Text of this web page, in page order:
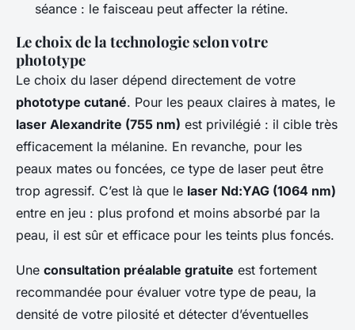
séance : le faisceau peut affecter la rétine.
Le choix de la technologie selon votre
phototype
Le choix du laser dépend directement de votre
phototype cutané. Pour les peaux claires à mates, le
laser Alexandrite (755 nm) est privilégié : il cible très
efficacement la mélanine. En revanche, pour les
peaux mates ou foncées, ce type de laser peut être
trop agressif. C’est là que le laser Nd:YAG (1064 nm)
entre en jeu : plus profond et moins absorbé par la
peau, il est sûr et efficace pour les teints plus foncés.
Une consultation préalable gratuite est fortement
recommandée pour évaluer votre type de peau, la
densité de votre pilosité et détecter d’éventuelles